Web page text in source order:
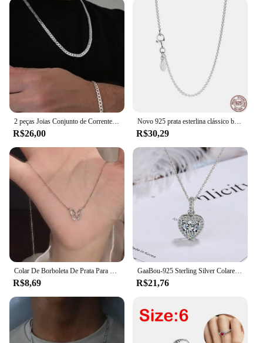
is an excellent choice for wholesale and vendor
purchases. Its durable construction and stylish
design make it a popular choice among retailers
looking to offer high-quality, fashion-forward
jewelry to their customers. With its competitive
pricing and attractive packaging, this collar is sure
to be a hit with your clientele.
2 peças Joias Conjunto de Corrente Grumet Colar e Pulseira Moda Masculina Banhadas a Prata Aço Inox 316L 2.0 mm kit
R$26,00
Novo 925 prata esterlina clássico brilhante em forma de coração arco quadrado colar luxo requintado charme jóias femininas presentes surpresa
R$30,29
Colar De Borboleta De Prata Para Mulheres, Pingente De Cristal De Zircão, Corrente De Cristal Menina, Jóias De Festa
R$8,69
GaaBou-925 Sterling Silver Colares com Pingentes De Coração De Zircão Para Mulheres, Jóias Designer De Luxo, Itens Femininos, Presente
R$21,76